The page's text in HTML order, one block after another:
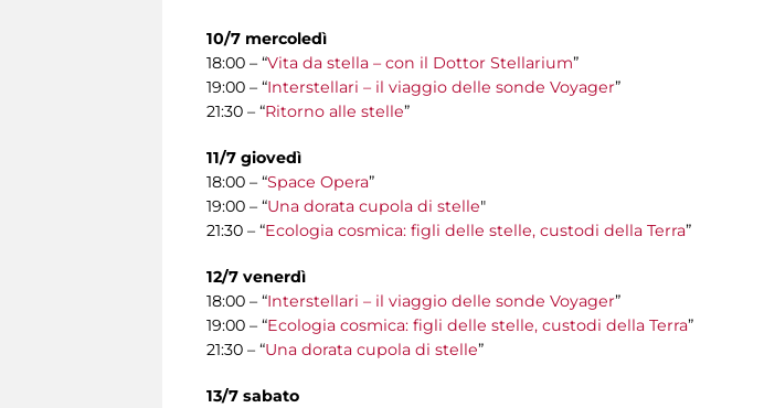
10/7 mercoledì
18:00 – “Vita da stella – con il Dottor Stellarium”
19:00 – “Interstellari – il viaggio delle sonde Voyager”
21:30 – “Ritorno alle stelle”
11/7 giovedì
18:00 – “Space Opera”
19:00 – “Una dorata cupola di stelle"
21:30 – “Ecologia cosmica: figli delle stelle, custodi della Terra”
12/7 venerdì
18:00 – “Interstellari – il viaggio delle sonde Voyager”
19:00 – “Ecologia cosmica: figli delle stelle, custodi della Terra”
21:30 – “Una dorata cupola di stelle”
13/7 sabato